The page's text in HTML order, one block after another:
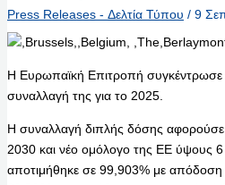
Press Releases - Δελτία Τύπου / 9
Η Ευρωπαϊκή Επιτροπή συγκέντρωσε
συναλλαγή της για το 2025.
Η συναλλαγή διπλής δόσης
2030 και νέο ομόλογο της ΕΕ ύψους
αποτιμήθηκε σε 99,903% με